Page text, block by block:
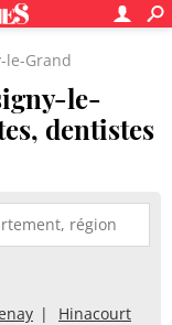
le-Grand
le-
dentistes
Hinacourt